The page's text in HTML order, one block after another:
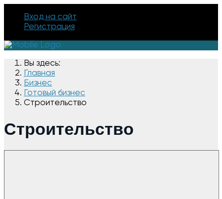
Вход на сайт
Регистрация
Вы здесь:
Главная
Бизнес
Готовый бизнес
Строительство
Строительство